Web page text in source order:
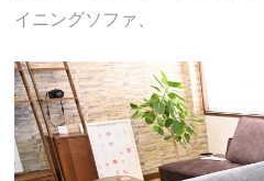
イニングソファ、